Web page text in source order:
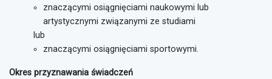
znaczącymi osiągnięciami naukowymi lub
artystycznymi związanymi ze studiami
lub
znaczącymi osiągnięciami sportowymi.
Okres przyznawania świadczeń